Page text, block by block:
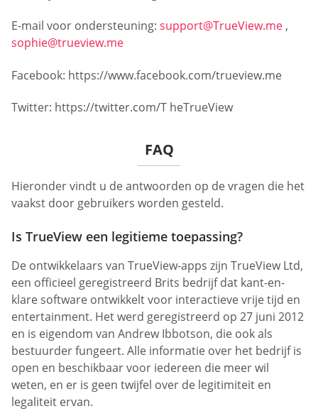
E-mail voor ondersteuning: support@TrueView.me ,
sophie@trueview.me
Facebook: https://www.facebook.com/trueview.me
Twitter: https://twitter.com/T heTrueView
FAQ
Hieronder vindt u de antwoorden op de vragen die het
vaakst door gebruikers worden gesteld.
Is TrueView een legitieme toepassing?
De ontwikkelaars van TrueView-apps zijn TrueView Ltd,
een officieel geregistreerd Brits bedrijf dat kant-en-
klare software ontwikkelt voor interactieve vrije tijd en
entertainment. Het werd geregistreerd op 27 juni 2012
en is eigendom van Andrew Ibbotson, die ook als
bestuurder fungeert. Alle informatie over het bedrijf is
open en beschikbaar voor iedereen die meer wil
weten, en er is geen twijfel over de legitimiteit en
legaliteit ervan.